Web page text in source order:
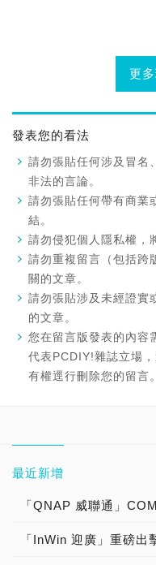
更
發表您的看法
請勿張貼任何涉及冒名
非法的言論。
請勿張貼任何帶有商業
結。
請勿侵犯個人隱私權，
請勿重複留言（包括跨
關的文章。
請勿張貼涉及未經證實
的文章。
您在留言版發表的內容
代表PCDIY!雜誌立場
有權逕行刪除您的留言。
最近新增